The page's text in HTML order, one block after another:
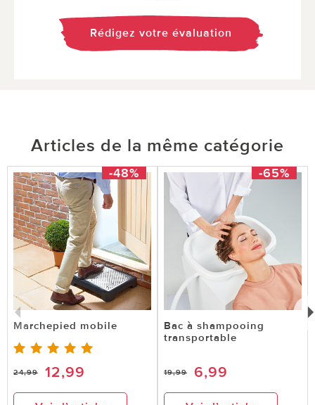
Rédigez votre évaluation
Articles de la même catégorie
-48%
Marchepied mobile
24,99 12,99
-65%
Bac à shampooing
transportable
19,99 6,99